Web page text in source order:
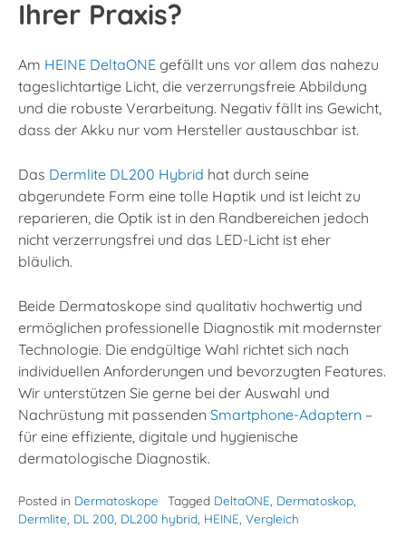
Ihrer Praxis?
Am HEINE DeltaONE gefällt uns vor allem das nahezu
tageslichtartige Licht, die verzerrungsfreie Abbildung
und die robuste Verarbeitung. Negativ fällt ins Gewicht,
dass der Akku nur vom Hersteller austauschbar ist.
Das Dermlite DL200 Hybrid hat durch seine
abgerundete Form eine tolle Haptik und ist leicht zu
reparieren, die Optik ist in den Randbereichen jedoch
nicht verzerrungsfrei und das LED-Licht ist eher
bläulich.
Beide Dermatoskope sind qualitativ hochwertig und
ermöglichen professionelle Diagnostik mit modernster
Technologie. Die endgültige Wahl richtet sich nach
individuellen Anforderungen und bevorzugten Features.
Wir unterstützen Sie gerne bei der Auswahl und
Nachrüstung mit passenden Smartphone-Adaptern –
für eine effiziente, digitale und hygienische
dermatologische Diagnostik.
Posted in Dermatoskope Tagged DeltaONE Dermatoskop
Dermlite DL 200 DL200 hybrid HEINE Vergleich